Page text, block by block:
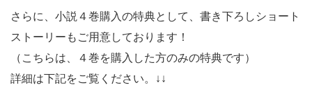
さらに、小説４巻購入の特典として、書き下ろしショート
ストーリーもご用意しております！
（こちらは、４巻を購入した方のみの特典です）
詳細は下記をご覧ください。↓↓